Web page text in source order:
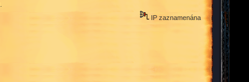
IP zaznamenána